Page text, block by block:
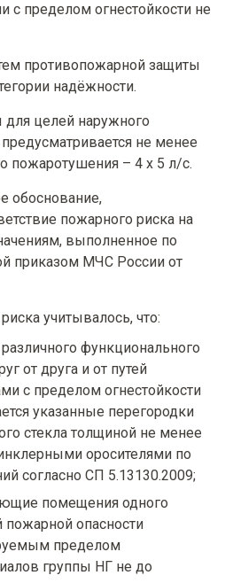
с пределом огнестойкости не
противопожарной защиты
надёжности.
для целей наружного
не менее
пожаротушения – 4 х 5 л/с.
обоснование,
пожарного риска на
выполненное по
приказом МЧС России от
учитывалось, что:
функционального
от друга и от путей
с пределом огнестойкости
указанные перегородки
стекла толщиной не менее
оросителями по
согласно СП 5.13130.2009;
помещения одного
пожарной опасности
пределом
группы НГ не до